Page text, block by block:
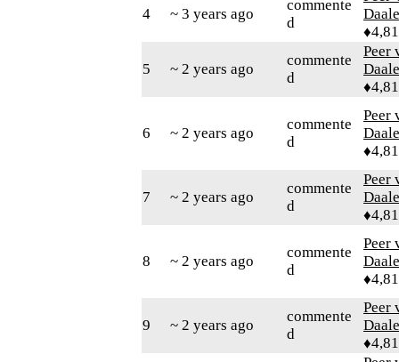
4 ~ 3 years ago
commente
d
5 ~ 2 years ago
commente
d
Peer
6 ~ 2 years ago
commente
d
Peer
7 ~ 2 years ago
commente
d
Peer
8 ~ 2 years ago
commente
d
Peer
9 ~ 2 years ago
commente
d
Peer